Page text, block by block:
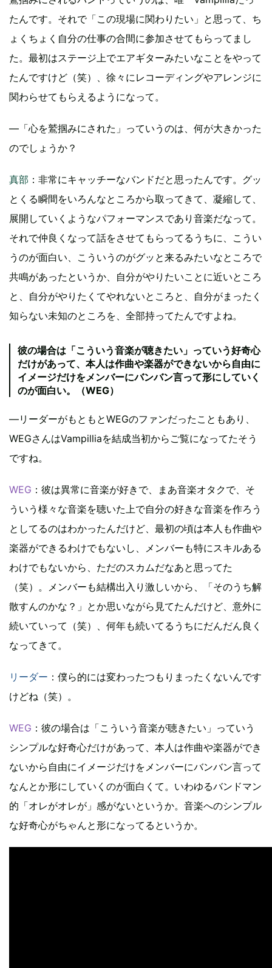
たんです。それで「この現場に関わりたい」と思って、ち
ょくちょく自分の仕事の合間に参加させてもらってまし
た。最初はステージ上でエアギターみたいなことをやって
たんですけど（笑）、徐々にレコーディングやアレンジに
関わらせてもらえるようになって。
―「心を鷲掴みにされた」っていうのは、何が大きかった
のでしょうか？
真部 ：非常にキャッチーなバンドだと思ったんです。グッ
とくる瞬間をいろんなところから取ってきて、凝縮して、
展開していくようなパフォーマンスであり音楽だなって。
それで仲良くなって話をさせてもらってるうちに、こうい
うのが面白い、こういうのがグッと来るみたいなところで
共鳴があったというか、自分がやりたいことに近いところ
と、自分がやりたくてやれないところと、自分がまったく
知らない未知のところを、全部持ってたんですよね。
彼の場合は「こういう音楽が聴きたい」っていう好奇心
だけがあって、本人は作曲や楽器ができないから自由に
イメージだけをメンバーにバンバン言って形にしていく
のが面白い。（WEG）
―リーダーがもともとWEGのファンだったこともあり、
WEGさんはVampilliaを結成当初からご覧になってたそう
ですね。
WEG ：彼は異常に音楽が好きで、まあ音楽オタクで、そ
ういう様々な音楽を聴いた上で自分の好きな音楽を作ろう
としてるのはわかったんだけど、最初の頃は本人も作曲や
楽器ができるわけでもないし、メンバーも特にスキルある
わけでもないから、ただのスカムだなあと思ってた
（笑）。メンバーも結構出入り激しいから、「そのうち解
散すんのかな？」とか思いながら見てたんだけど、意外に
続いていって（笑）、何年も続いてるうちにだんだん良く
なってきて。
リーダー ：僕ら的には変わったつもりまったくないんです
けどね（笑）。
WEG ：彼の場合は「こういう音楽が聴きたい」っていう
シンプルな好奇心だけがあって、本人は作曲や楽器ができ
ないから自由にイメージだけをメンバーにバンバン言って
なんとか形にしていくのが面白くて。いわゆるバンドマン
的「オレがオレが」感がないというか。音楽へのシンプル
な好奇心がちゃんと形になってるというか。